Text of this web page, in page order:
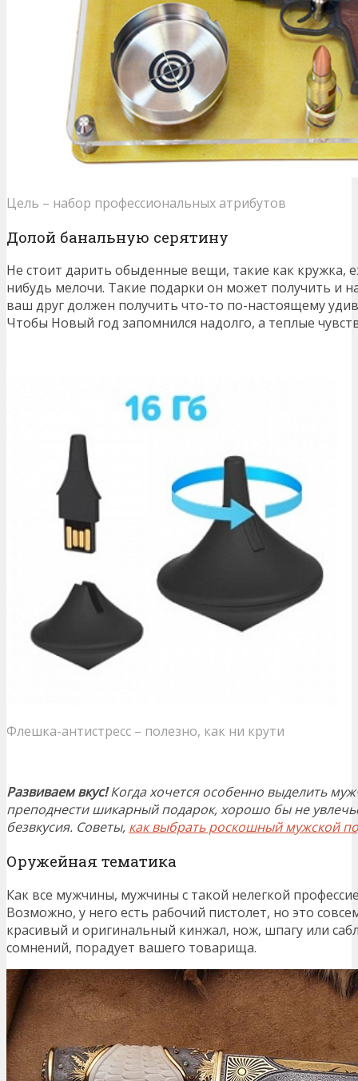
Цель – набор профессиональных атрибутов
Долой банальную серятину
Не стоит дарить обыденные вещи, такие как кружка,
нибудь мелочи. Такие подарки он может получить и
ваш друг должен получить что-то по-настоящему
Чтобы Новый год запомнился надолго, а теплые
Флешка-антистресс – полезно, как ни крути
Развиваем вкус!Когда хочется особенно выделить
преподнести шикарный подарок, хорошо бы не
безвкусия. Советы, как выбрать роскошный мужской
Оружейная тематика
Как все мужчины, мужчины с такой нелегкой
Возможно, у него есть рабочий пистолет, но это
красивый и оригинальный кинжал, нож, шпагу или
сомнений, порадует вашего товарища.